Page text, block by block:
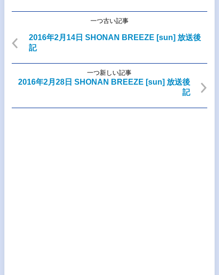
一つ古い記事
2016年2月14日 SHONAN BREEZE [sun] 放送後
記
一つ新しい記事
2016年2月28日 SHONAN BREEZE [sun] 放送後
記